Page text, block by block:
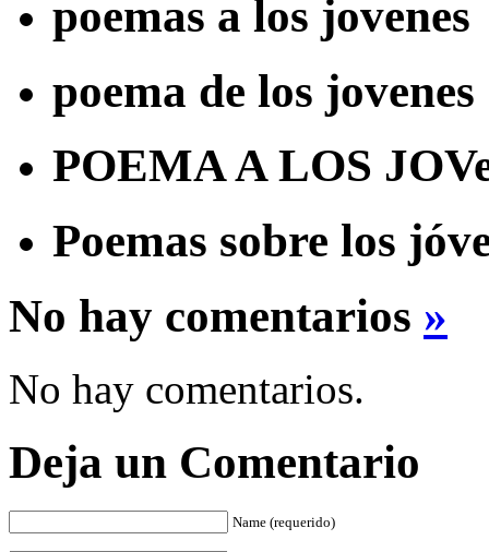
poemas a los jovenes
poema de los jovenes
POEMA A LOS
Poemas sobre los
No hay comentarios »
No hay comentarios.
Deja un Comentario
Name (requerido)